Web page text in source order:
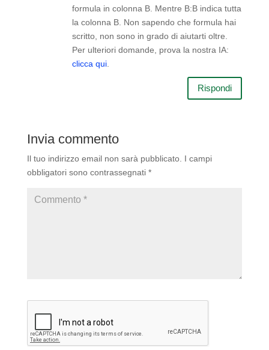
formula in colonna B. Mentre B:B indica tutta
la colonna B. Non sapendo che formula hai
scritto, non sono in grado di aiutarti oltre.
Per ulteriori domande, prova la nostra IA:
clicca qui.
Rispondi
Invia commento
Il tuo indirizzo email non sarà pubblicato. I campi
obbligatori sono contrassegnati *